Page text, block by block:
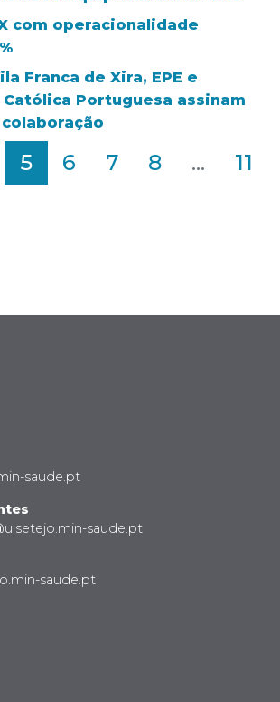
com operacionalidade
Franca de Xira, EPE e
Portuguesa assinam
5 6 7 8 ... 11
saude.pt
saude.pt
saude.pt